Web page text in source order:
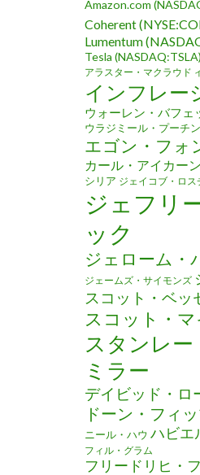
Amazon.com
Coherent
Lumentum
Tesla (NASDAQ:TSLA)
アラスター・マクラウド
インフレー
ウォーレン・バフェ
ウラジミール・プーチン
エゴン・フォ
カール・アイカーン
シリア ジェイコブ・ロス
ジェフリ
ック
ジェローム・
ジェームズ・サイモンズ
スコット・ベッ
スコット・
スタンレ
ミラー
デイビッド・ロ
ドーン・フィ
ニール・ハウ ハビエ
フィル・グラム
フリードリヒ・